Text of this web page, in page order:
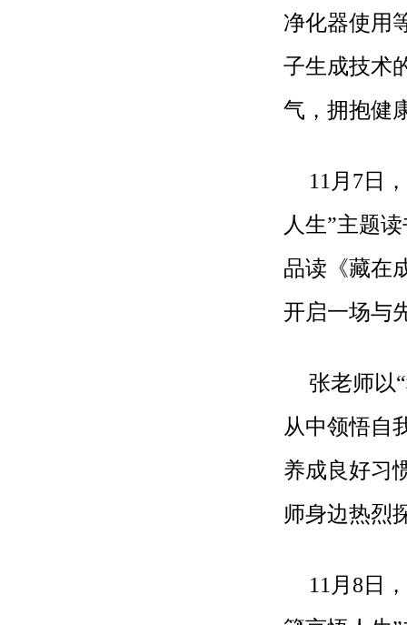
净化器使用
子生成技术
气，拥抱健
11月7日
人生”主题
品读《藏在
开启一场与
张老师以
从中领悟自
养成良好习
师身边热烈
11月8日